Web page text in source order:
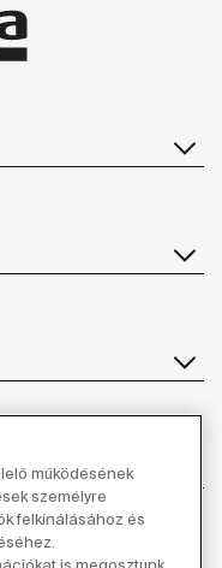
működésének
személyre
felkínálásához és